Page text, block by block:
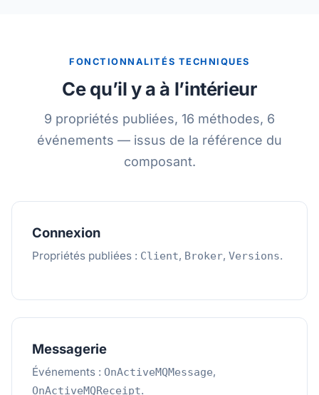
FONCTIONNALITÉS TECHNIQUES
Ce qu’il y a à l’intérieur
9 propriétés publiées, 16 méthodes, 6
événements — issus de la référence du
composant.
Connexion
Propriétés publiées : Client, Broker, Versions.
Messagerie
Événements : OnActiveMQMessage,
OnActiveMQReceipt.